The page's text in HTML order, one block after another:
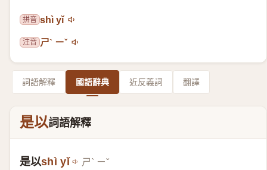
拼音 shì yǐ
注音 ㄕˋ ㄧˇ
詞語解釋 國語辭典 近反義詞 翻譯
是以詞語解釋
是以shì yǐ ㄕˋ ㄧˇ